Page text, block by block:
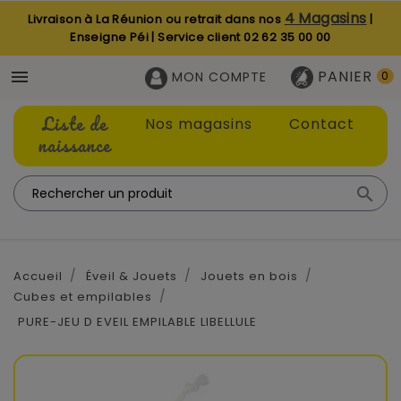
Livraison à La Réunion ou retrait dans nos 4 Magasins |
Enseigne Péi | Service client02 62 35 00 00
 PANIER 0
MON COMPTE
Liste de
naissance
Nos magasins Contact

Accueil Éveil & Jouets
Jouets en bois
Cubes et empilables
PURE-JEU D EVEIL EMPILABLE LIBELLULE